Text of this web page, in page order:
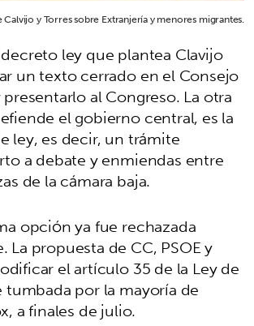
y Torres sobre Extranjería y menores migrantes.
ley que plantea Clavijo
un texto cerrado en el Consejo
al Congreso. La otra
el gobierno central, es la
ley, es decir, un trámite
a debate y enmiendas entre
de la cámara baja.
opción ya fue rechazada
propuesta de CC, PSOE y
el artículo 35 de la Ley de
tumbada por la mayoría de
a finales de julio.